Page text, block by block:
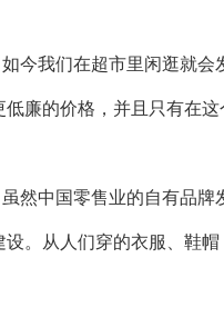
今我们在超市里闲逛就会
低廉的价格，并且只有在这
然中国零售业的自有品牌
设。从人们穿的衣服、鞋